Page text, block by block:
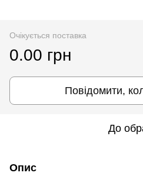
Очікується поставка
0.00 грн
Повідомити,
До
Опис